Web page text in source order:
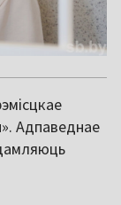
Адпаведнае